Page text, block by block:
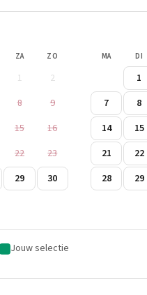
ZA ZO
1
2
8
9
15
16
22
23
29
30
MA DI
1
7
8
14
15
21
22
28
29
Jouw selectie